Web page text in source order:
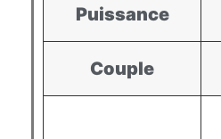
Puissance
Couple